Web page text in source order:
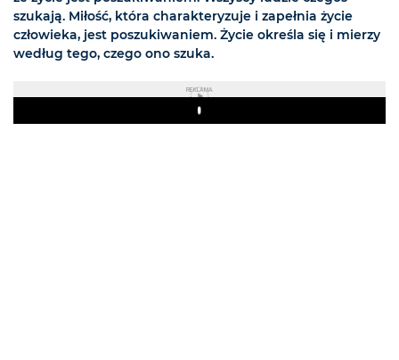
szukają. Miłość, która charakteryzuje i zapełnia życie
człowieka, jest poszukiwaniem. Życie określa się i mierzy
według tego, czego ono szuka.
REKLAMA
Play